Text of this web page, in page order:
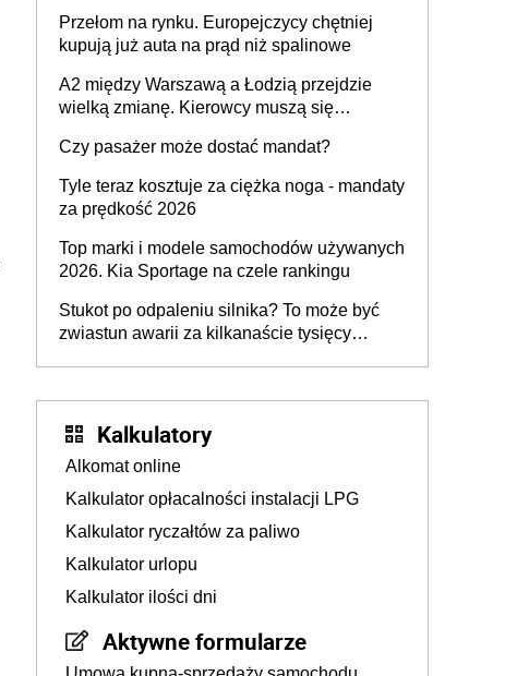
Przełom na rynku. Europejczycy chętniej
kupują już auta na prąd niż spalinowe
A2 między Warszawą a Łodzią przejdzie
wielką zmianę. Kierowcy muszą się
Czy pasażer może dostać mandat?
Tyle teraz kosztuje za ciężka noga - mandaty
za prędkość 2026
Top marki i modele samochodów używanych
2026. Kia Sportage na czele rankingu
Stukot po odpaleniu silnika? To może być
zwiastun awarii za kilkanaście tysięcy
Kalkulatory
Alkomat online
Kalkulator opłacalności instalacji LPG
Kalkulator ryczałtów za paliwo
Kalkulator urlopu
Kalkulator ilości dni
Aktywne formularze